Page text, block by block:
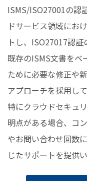
ISMS/ISO27001の認
ドサービス領域にお
トし、ISO27017認証
既存のISMS文書をベ
ために必要な修正や
アプローチを採用して
特にクラウドセキュ
明点がある場合、コ
やお問い合わせ回数
じたサポートを提供い